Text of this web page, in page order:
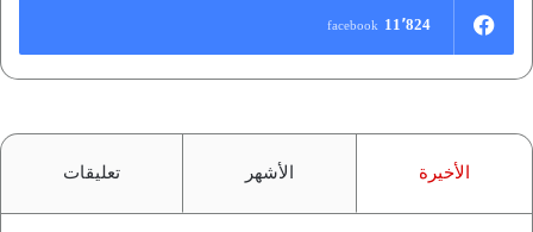
11٬824 facebook
الأخيرة الأشهر تعليقات